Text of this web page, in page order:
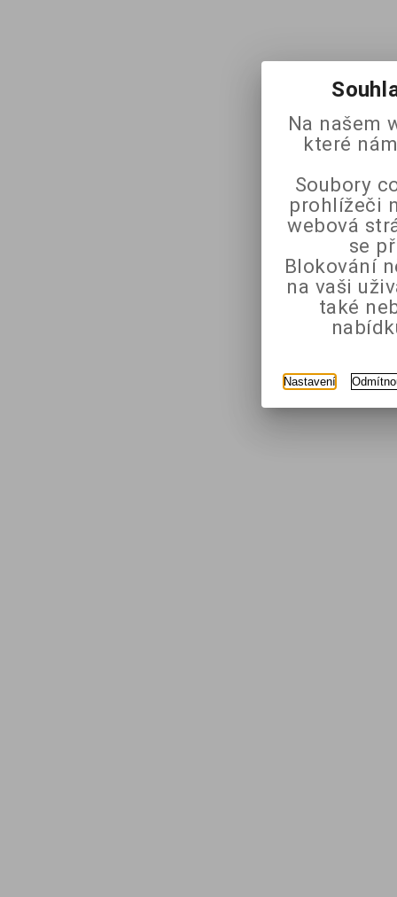
Na našem
které
Soubory
prohlížeči
webová
se
Blokování
na vaši
také
Nastavení